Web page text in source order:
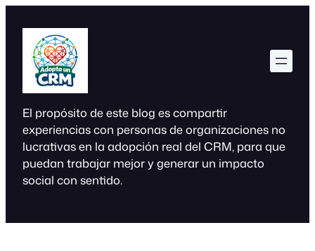
contenido
El propósito de este blog es compartir
experiencias con personas de organizaciones no
lucrativas en la adopción real del CRM, para que
puedan trabajar mejor y generar un impacto
social con sentido.